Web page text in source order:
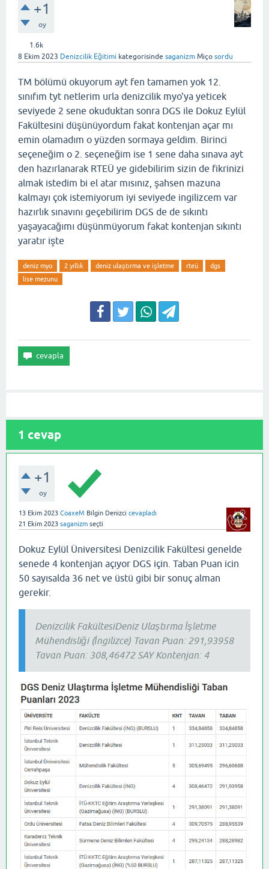
+1
oy
1.6k
8 Ekim 2023 Denizcilik Eğitimi kategorisinde saganizm Miço sordu
TM bölümü okuyorum ayt fen tamamen yok 12.
sınıfım tyt netlerim urla denizcilik myo'ya yeticek
seviyede 2 sene okuduktan sonra DGS ile Dokuz Eylül
Fakültesini düşünüyordum fakat kontenjan açar mı
emin olamadım o yüzden sormaya geldim. Birinci
seçeneğim o 2. seçeneğim ise 1 sene daha sınava ayt
den hazırlanarak RTEÜ ye gidebilirim sizin de fikrinizi
almak istedim bi el atar mısınız, şahsen mazuna
kalmayı çok istemiyorum iyi seviyede ingilizcem var
hazırlık sınavını geçebilirim DGS de de sıkıntı
yaşayacağımı düşünmüyorum fakat kontenjan sıkıntı
yaratır işte
deniz myo 2 yıllık deniz ulaştırma ve işletme rteü
dgs
lise mezunu
1 cevap
+1
oy
13 Ekim 2023 CoaxeM Bilgin Denizci cevapladı
21 Ekim 2023 saganizm seçti
Dokuz Eylül Üniversitesi Denizcilik Fakültesi genelde
senede 4 kontenjan açıyor DGS için. Taban Puan icin
50 sayısalda 36 net ve üstü gibi bir sonuç alman
gerekir.
Denizcilik FakültesiDeniz Ulaştırma İşletme
Mühendisliği (İngilizce) Tavan Puan: 291,93958
Tavan Puan: 308,46472 SAY Kontenjan: 4